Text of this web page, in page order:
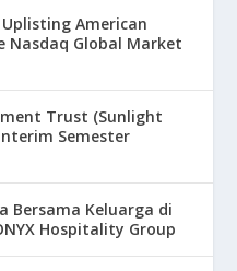
American
Nasdaq Global Market
Trust (Sunlight
Semester
Bersama Keluarga di
Hospitality Group